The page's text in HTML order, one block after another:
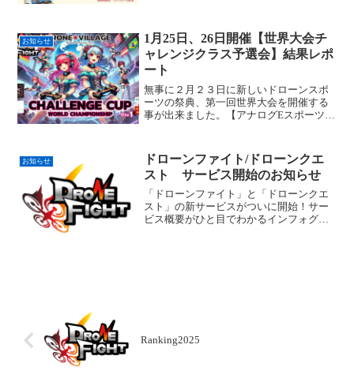
お知らせ
1月25日、26日開催【世界大会チ
ャレンジクラス予選会】結果レポ
ート
無事に２月２３日に新しいドローンスポ
ーツの祭典、第一回世界大会を開催する
事が出来ました。【アナログEスポーツ】
お知らせ
ドローンファイト/ドローンクエ
スト サービス開始のお知らせ
「ドローンファイト」と「ドローンクエ
スト」の新サービスがついに開始！サー
ビス概要がひと目でわかるインフォグラ
Ranking2025